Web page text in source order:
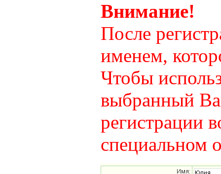
Внимание!
После
именем,
Чтобы
выбранный
регистрации
специальном